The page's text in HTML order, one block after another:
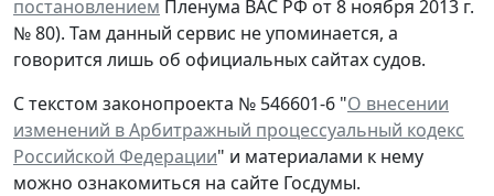
постановлением Пленума ВАС РФ от 8 ноября 2013 г.
№ 80). Там данный сервис не упоминается, а
говорится лишь об официальных сайтах судов.
С текстом законопроекта № 546601-6 "О внесении
изменений в Арбитражный процессуальный кодекс
Российской Федерации" и материалами к нему
можно ознакомиться на сайте Госдумы.